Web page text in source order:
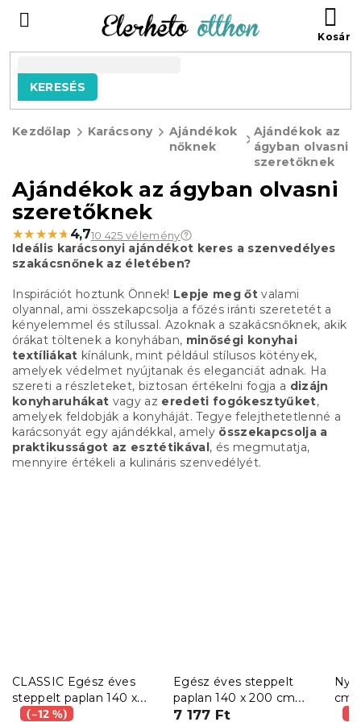
tartalomhoz
KERESÉS
Kezdőlap Karácsony
Ajándékok
nőknek
Ajándékok az
ágyban olvasni
szeretőknek
Ajándékok az ágyban olvasni
szeretőknek
★★★★★
★★★★★ 4,710 425 vélemény
Ideális karácsonyi ajándékot keres a szenvedélyes
szakácsnőnek az életében?
Inspirációt hoztunk Önnek! Lepje meg őt valami
olyannal, ami összekapcsolja a főzés iránti szeretetét a
kényelemmel és stílussal. Azoknak a szakácsnőknek, akik
órákat töltenek a konyhában, minőségi konyhai
textíliákat kínálunk, mint például stílusos kötények,
amelyek védelmet nyújtanak és eleganciát adnak. Ha
szereti a részleteket, biztosan értékelni fogja a dizájn
konyharuhákat vagy az eredeti fogókesztyűket,
amelyek feldobják a konyháját. Tegye felejthetetlenné a
karácsonyát egy ajándékkal, amely összekapcsolja a
praktikusságot az esztétikával , és megmutatja,
mennyire értékeli a kulináris szenvedélyét.
CLASSIC Egész éves
steppelt paplan 140 x
200 cm párnával 70 x
(–12 %)
Egész éves steppelt
paplan 140 x 200 cm
párnával 70 x 90 cm
7 177 Ft
cm